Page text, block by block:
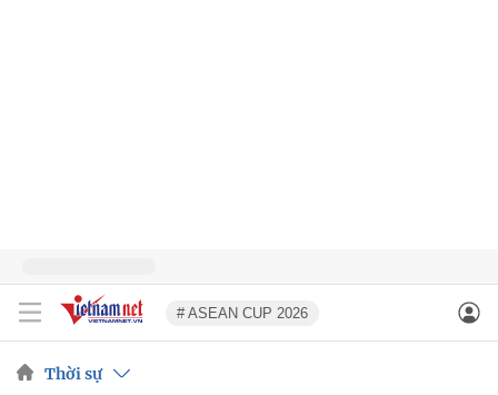
# ASEAN CUP 2026
Thời sự